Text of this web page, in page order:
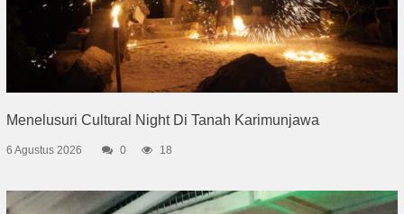
Menelusuri Cultural Night Di Tanah Karimunjawa
6 Agustus 2026 0 18